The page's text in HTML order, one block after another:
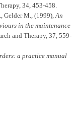
34, 453-458.
Gelder M., (1999),An
in the maintenance
and Therapy, 37, 559-
a practice manual